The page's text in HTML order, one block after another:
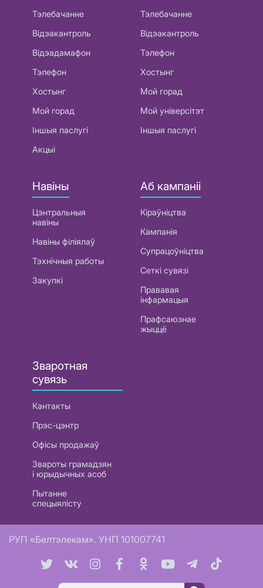
Тэлебачанне
Відэакантроль
Відэадамафон
Тэлефон
Хостынг
Мой горад
Іншыя паслугі
Акцыі
Тэлебачанне
Відэакантроль
Тэлефон
Хостынг
Мой горад
Мой універсітэт
Іншыя паслугі
Навіны
Цэнтральныя
навіны
Навіны філіялаў
Тэхнічныя работы
Закупкі
Аб кампаніі
Кіраўніцтва
Кампанія
Супрацоўніцтва
Сеткі сувязі
Прававая
інфармацыя
Прафсаюзнае
жыццё
Зваротная
сувязь
Кантакты
Прэс-цэнтр
Офісы продажаў
Звароты грамадзян
і юрыдычных асоб
Пытанне
спецыялісту
РУП «Белтэлекам». УНП 101007741